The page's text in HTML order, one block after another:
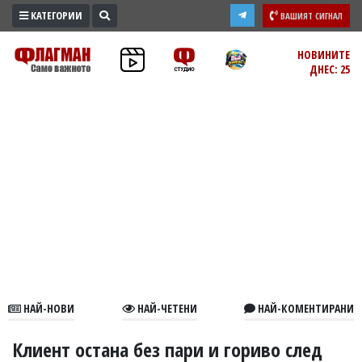
ПРОМО
ЗОНА
В
КАТЕГОРИИ ВАШИЯТ СИГНАЛ
НОВИНИТЕ
ДНЕС: 25
НАЙ-НОВИ НАЙ-ЧЕТЕНИ НАЙ-КОМЕНТИРАНИ
Клиент остана без пари и гориво след